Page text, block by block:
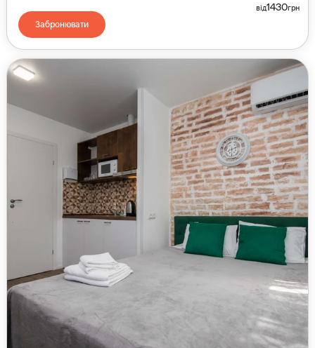
від1430грн
Забронювати